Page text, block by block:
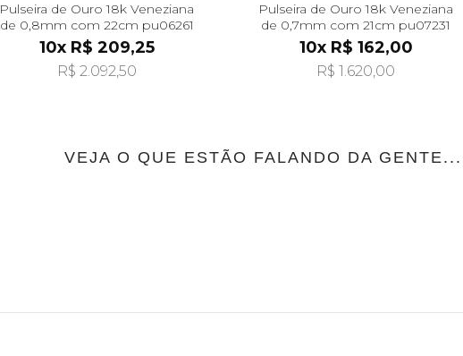
Pulseira de Ouro 18k Veneziana
de 0,8mm com 22cm pu06261
10x R$ 209,25
R$ 2.092,50
Pulseira de Ouro 18k Veneziana
de 0,7mm com 21cm pu07231
10x R$ 162,00
R$ 1.620,00
VEJA O QUE ESTÃO FALANDO DA GENTE...